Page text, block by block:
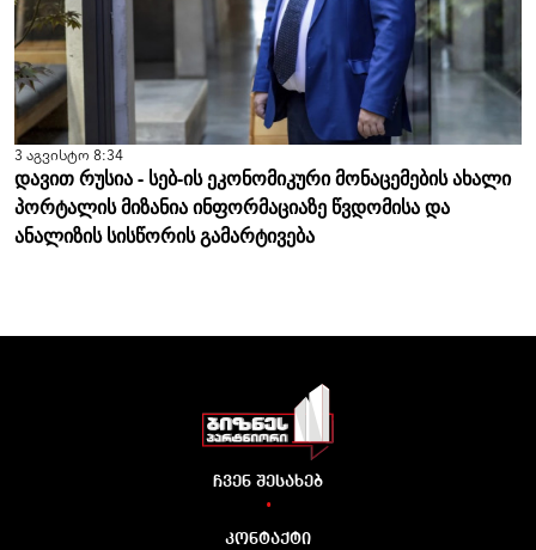
3 აგვისტო 8:34
დავით რუსია - სებ-ის ეკონომიკური მონაცემების ახალი
პორტალის მიზანია ინფორმაციაზე წვდომისა და
ანალიზის სისწორის გამარტივება
ჩვენ შესახებ
•
კონტაქტი